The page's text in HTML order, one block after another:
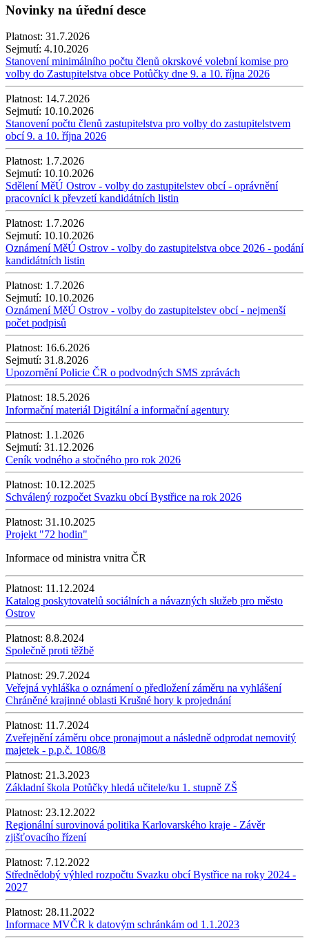
Novinky na úřední desce
Platnost: 31.7.2026
Sejmutí: 4.10.2026
Stanovení minimálního počtu členů okrskové volební komise pro
volby do Zastupitelstva obce Potůčky dne 9. a 10. října 2026
Platnost: 14.7.2026
Sejmutí: 10.10.2026
Stanovení počtu členů zastupitelstva pro volby do zastupitelstvem
obcí 9. a 10. října 2026
Platnost: 1.7.2026
Sejmutí: 10.10.2026
Sdělení MěÚ Ostrov - volby do zastupitelstev obcí - oprávnění
pracovníci k převzetí kandidátních listin
Platnost: 1.7.2026
Sejmutí: 10.10.2026
Oznámení MěÚ Ostrov - volby do zastupitelstva obce 2026 - podání
kandidátních listin
Platnost: 1.7.2026
Sejmutí: 10.10.2026
Oznámení MěÚ Ostrov - volby do zastupitelstev obcí - nejmenší
počet podpisů
Platnost: 16.6.2026
Sejmutí: 31.8.2026
Upozornění Policie ČR o podvodných SMS zprávách
Platnost: 18.5.2026
Informační materiál Digitální a informační agentury
Platnost: 1.1.2026
Sejmutí: 31.12.2026
Ceník vodného a stočného pro rok 2026
Platnost: 10.12.2025
Schválený rozpočet Svazku obcí Bystřice na rok 2026
Platnost: 31.10.2025
Projekt "72 hodin"
Informace od ministra vnitra ČR
Platnost: 11.12.2024
Katalog poskytovatelů sociálních a návazných služeb pro město
Ostrov
Platnost: 8.8.2024
Společně proti těžbě
Platnost: 29.7.2024
Veřejná vyhláška o oznámení o předložení záměru na vyhlášení
Chráněné krajinné oblasti Krušné hory k projednání
Platnost: 11.7.2024
Zveřejnění záměru obce pronajmout a následně odprodat nemovitý
majetek - p.p.č. 1086/8
Platnost: 21.3.2023
Základní škola Potůčky hledá učitele/ku 1. stupně ZŠ
Platnost: 23.12.2022
Regionální surovinová politika Karlovarského kraje - Závěr
zjišťovacího řízení
Platnost: 7.12.2022
Střednědobý výhled rozpočtu Svazku obcí Bystřice na roky 2024 -
2027
Platnost: 28.11.2022
Informace MVČR k datovým schránkám od 1.1.2023